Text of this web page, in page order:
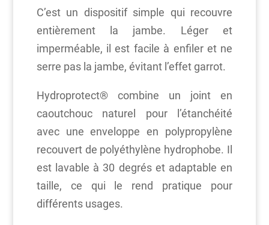
C’est un dispositif simple qui recouvre
entièrement la jambe. Léger et
imperméable, il est facile à enfiler et ne
serre pas la jambe, évitant l’effet garrot.
Hydroprotect® combine un joint en
caoutchouc naturel pour l’étanchéité
avec une enveloppe en polypropylène
recouvert de polyéthylène hydrophobe. Il
est lavable à 30 degrés et adaptable en
taille, ce qui le rend pratique pour
différents usages.